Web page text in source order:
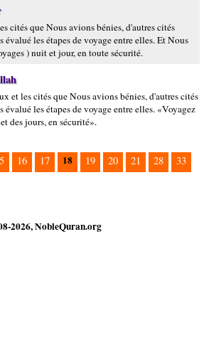
cités que Nous avions bénies, d'autres cités
les étapes de voyage entre elles. Et Nous
) nuit et jour, en toute sécurité.
et les cités que Nous avions bénies, d'autres cités
les étapes de voyage entre elles. «Voyagez
des jours, en sécurité».
16 17 18 19 20 21 28
33
2026, NobleQuran.org